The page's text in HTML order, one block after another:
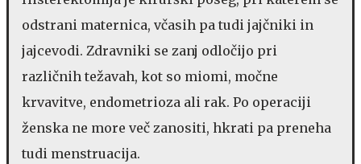
odstrani maternica, včasih pa tudi jajčniki in
jajcevodi. Zdravniki se zanj odločijo pri
različnih težavah, kot so miomi, močne
krvavitve, endometrioza ali rak. Po operaciji
ženska ne more več zanositi, hkrati pa preneha
tudi menstruacija.